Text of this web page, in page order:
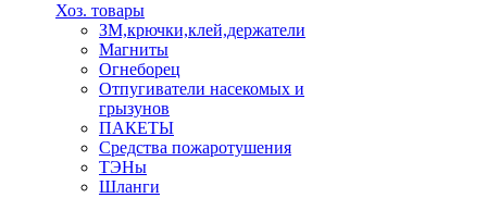
Хоз. товары
ЗМ,крючки,клей,держатели
Магниты
Огнеборец
Отпугиватели насекомых и
грызунов
ПАКЕТЫ
Средства пожаротушения
ТЭНы
Шланги